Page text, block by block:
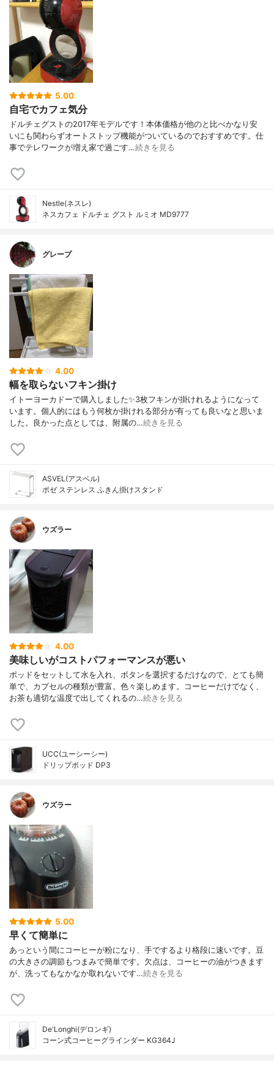
5.00
自宅でカフェ気分
ドルチェグストの2017年モデルです！本体価格が他のと比べかなり安
いにも関わらずオートストップ機能がついているのでおすすめです。仕
事でテレワークが増え家で過ごす…続きを見る
Nestle(ネスレ)
ネスカフェ ドルチェ グスト ルミオ MD9777
グレープ
4.00
幅を取らないフキン掛け
イトーヨーカドーで購入しました✨3枚フキンが掛けれるようになって
います。個人的にはもう何枚か掛けれる部分が有っても良いなと思いま
した。良かった点としては、附属の…続きを見る
ASVEL(アスベル)
ポゼ ステンレス ふきん掛けスタンド
ウズラー
4.00
美味しいがコストパフォーマンスが悪い
ポッドをセットして水を入れ、ボタンを選択するだけなので、とても簡
単で、カプセルの種類が豊富。色々楽しめます。コーヒーだけでなく、
お茶も適切な温度で出してくれるの…続きを見る
UCC(ユーシーシー)
ドリップポッド DP3
ウズラー
5.00
早くて簡単に
あっという間にコーヒーが粉になり、手でするより格段に速いです。豆
の大きさの調節もつまみで簡単です。欠点は、コーヒーの油がつきます
が、洗ってもなかなか取れないです…続きを見る
De'Longhi(デロンギ)
コーン式コーヒーグラインダー KG364J